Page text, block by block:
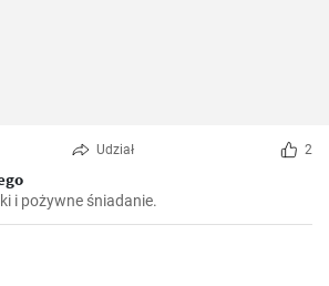
Udział 2
i pożywne śniadanie.